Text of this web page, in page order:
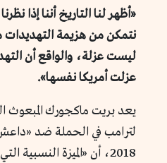
«أظهر لنا التاريخ أنناإذا
نتمكن من هزيمة التهديدات
ليست عزلة، والواقع أن
عزلت أمريكا نفسها».
يعد بريت ماكجورك المبعوث
لترامب في الحملة ضد
2018، أن «الميزة النسبية